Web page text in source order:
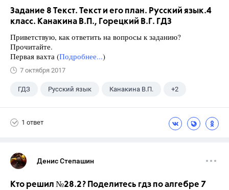
Задание 8 Текст. Текст и его план. Русский язык.4
класс. Канакина В.П., Горецкий В.Г. ГДЗ
Приветствую, как ответить на вопросы к заданию?
Прочитайте.
Первая вахта (Подробнее...)
7 октября 2017
ГДЗ Русский язык Канакина В.П. +2
1 ответ
Денис Степашин
Кто решил №28.2? Поделитесь гдз по алгебре 7